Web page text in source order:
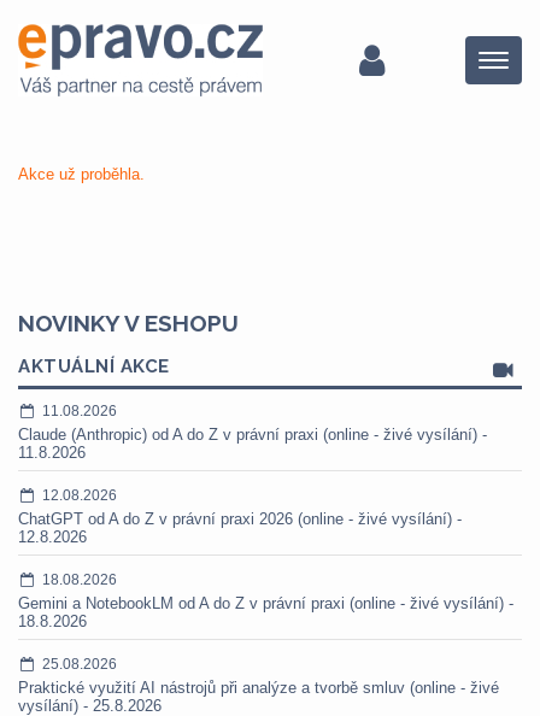
Menu
Akce už proběhla.
NOVINKY V ESHOPU
AKTUÁLNÍ AKCE
11.08.2026
Claude (Anthropic) od A do Z v právní praxi (online - živé vysílání) -
11.8.2026
12.08.2026
ChatGPT od A do Z v právní praxi 2026 (online - živé vysílání) -
12.8.2026
18.08.2026
Gemini a NotebookLM od A do Z v právní praxi (online - živé vysílání) -
18.8.2026
25.08.2026
Praktické využití AI nástrojů při analýze a tvorbě smluv (online - živé
vysílání) - 25.8.2026